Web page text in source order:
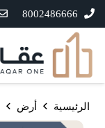
8002486666
الرئيسية أرض